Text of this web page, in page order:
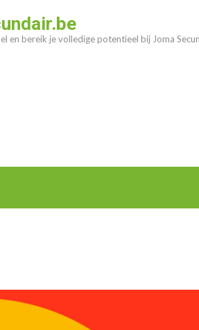
en bereik je volledige potentieel bij Joma